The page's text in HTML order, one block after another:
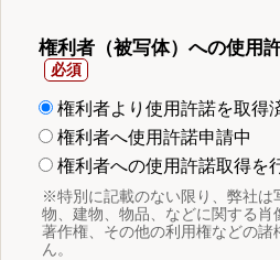
権利者（被写体）への使用
権利者より使用許諾を取得
権利者へ使用許諾申請中
権利者への使用許諾取得を
※特別に記載のない限り、弊社は
物、建物、物品、などに関する肖
著作権、その他の利用権などの諸
ん。